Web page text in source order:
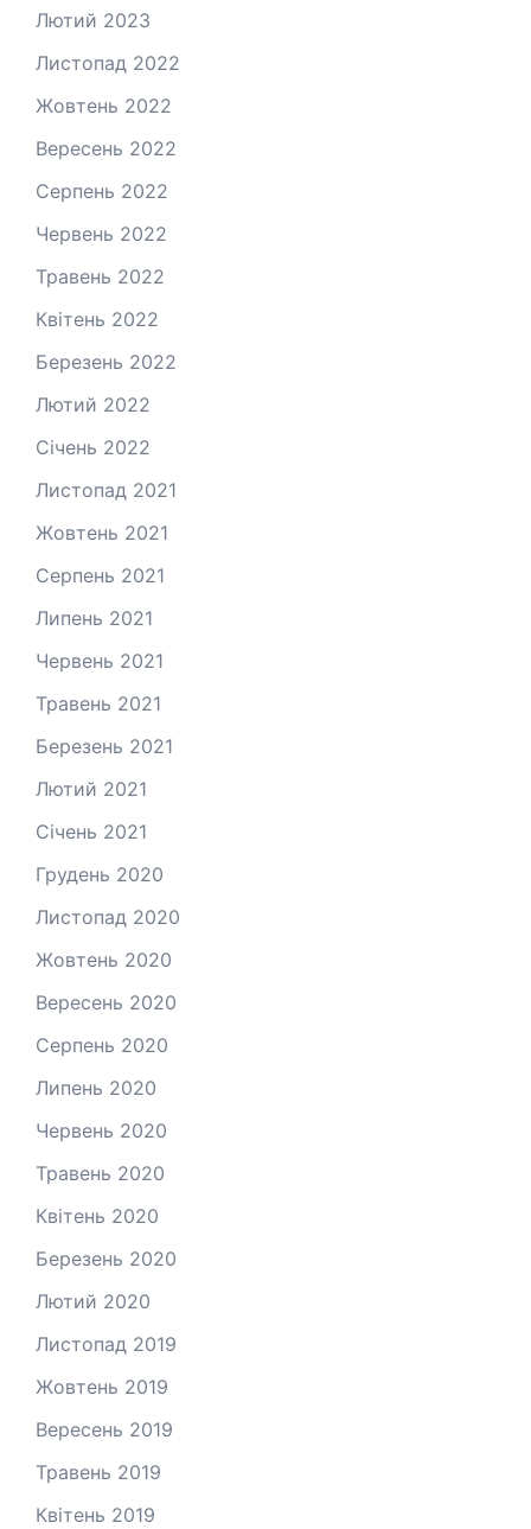
Лютий 2023
Листопад 2022
Жовтень 2022
Вересень 2022
Серпень 2022
Червень 2022
Травень 2022
Квітень 2022
Березень 2022
Лютий 2022
Січень 2022
Листопад 2021
Жовтень 2021
Серпень 2021
Липень 2021
Червень 2021
Травень 2021
Березень 2021
Лютий 2021
Січень 2021
Грудень 2020
Листопад 2020
Жовтень 2020
Вересень 2020
Серпень 2020
Липень 2020
Червень 2020
Травень 2020
Квітень 2020
Березень 2020
Лютий 2020
Листопад 2019
Жовтень 2019
Вересень 2019
Травень 2019
Квітень 2019